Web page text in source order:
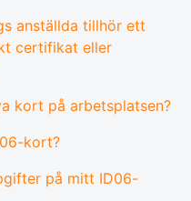
anställda tillhör ett
certifikat eller
kort på arbetsplatsen?
kort?
på mitt ID06-